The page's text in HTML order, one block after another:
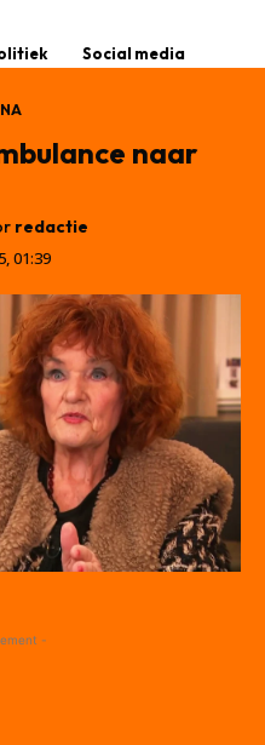
Social media
naar
redactie
01:39
-